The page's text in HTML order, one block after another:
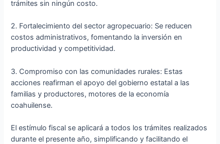
trámites sin ningún costo.
2. Fortalecimiento del sector agropecuario: Se reducen
costos administrativos, fomentando la inversión en
productividad y competitividad.
3. Compromiso con las comunidades rurales: Estas
acciones reafirman el apoyo del gobierno estatal a las
familias y productores, motores de la economía
coahuilense.
El estímulo fiscal se aplicará a todos los trámites realizados
durante el presente año, simplificando y facilitando el